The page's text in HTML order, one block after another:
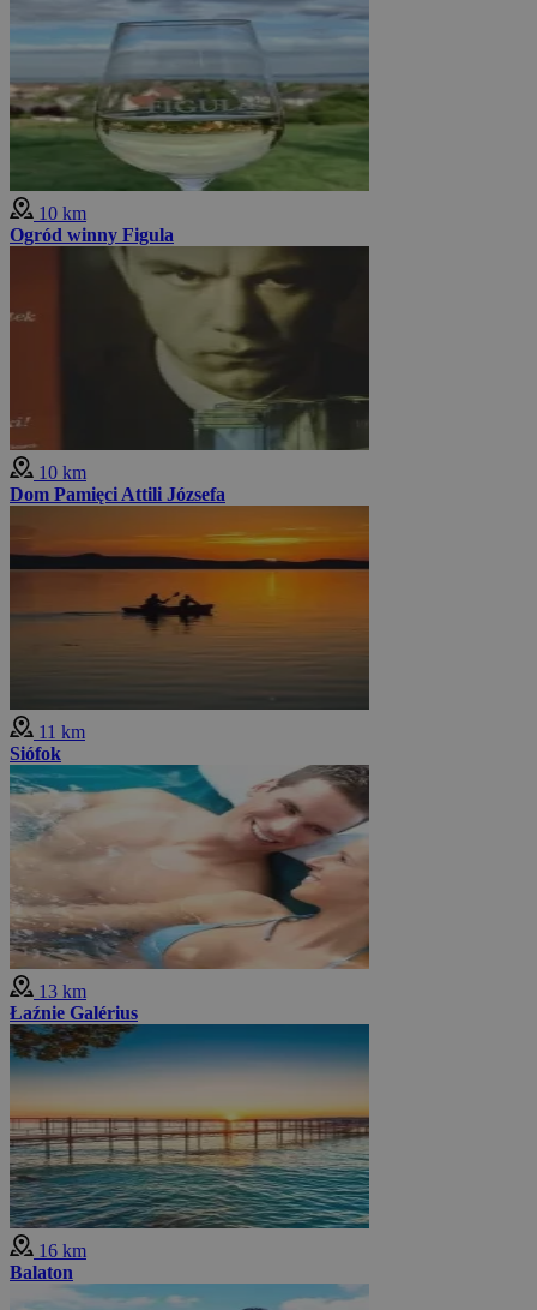
10 km
Ogród winny Figula
10 km
Dom Pamięci Attili Józsefa
11 km
Siófok
13 km
Łaźnie Galérius
16 km
Balaton